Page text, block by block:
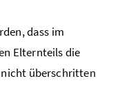
dass im
Elternteils die
überschritten